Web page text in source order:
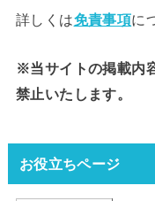
詳しくは免責事項に
※当サイトの掲載内
禁止いたします。
お役立ちページ